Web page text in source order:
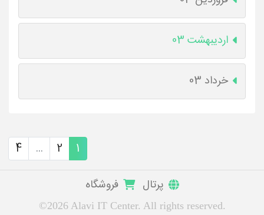
اردیبهشت 03
خرداد 03
1
2
...
4
پرتال فروشگاه
©2026 Alavi IT Center. All rights reserved.